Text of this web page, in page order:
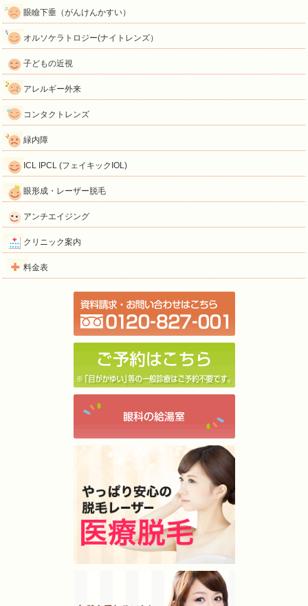
眼瞼下垂（がんけんかすい）
オルソケラトロジー(ナイトレンズ）
子どもの近視
アレルギー外来
コンタクトレンズ
緑内障
ICL IPCL (フェイキックIOL)
眼形成・レーザー脱毛
アンチエイジング
クリニック案内
料金表